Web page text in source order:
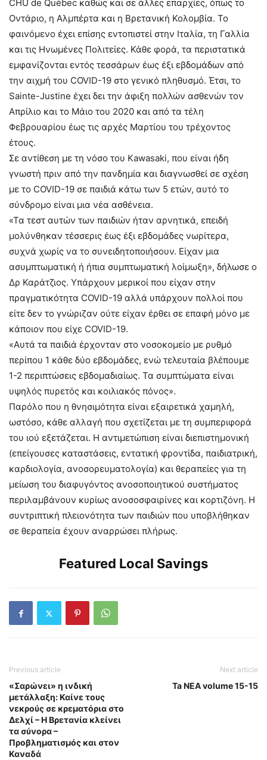
CHU de Québec καθώς και σε άλλες επαρχίες, όπως το
Οντάριο, η Αλμπέρτα και η Βρετανική Κολομβία. Το
φαινόμενο έχει επίσης εντοπιστεί στην Ιταλία, τη Γαλλία
και τις Ηνωμένες Πολιτείες. Κάθε φορά, τα περιστατικά
εμφανίζονται εντός τεσσάρων έως έξι εβδομάδων από
την αιχμή του COVID-19 στο γενικό πληθυσμό. Έτσι, το
Sainte-Justine έχει δει την άφιξη πολλών ασθενών τον
Απρίλιο και το Μάιο του 2020 και από τα τέλη
Φεβρουαρίου έως τις αρχές Μαρτίου του τρέχοντος
έτους.
Σε αντίθεση με τη νόσο του Kawasaki, που είναι ήδη
γνωστή πριν από την πανδημία και διαγνωσθεί σε σχέση
με το COVID-19 σε παιδιά κάτω των 5 ετών, αυτό το
σύνδρομο είναι μια νέα ασθένεια.
«Τα τεστ αυτών των παιδιών ήταν αρνητικά, επειδή
μολύνθηκαν τέσσερις έως έξι εβδομάδες νωρίτερα,
συχνά χωρίς να το συνειδητοποιήσουν. Είχαν μια
ασυμπτωματική ή ήπια συμπτωματική λοίμωξη», δήλωσε ο
Δρ Καράτζιος. Υπάρχουν μερικοί που είχαν στην
πραγματικότητα COVID-19 αλλά υπάρχουν πολλοί που
είτε δεν το γνώριζαν ούτε είχαν έρθει σε επαφή μόνο με
κάποιον που είχε COVID-19.
«Αυτά τα παιδιά έρχονταν στο νοσοκομείο με ρυθμό
περίπου 1 κάθε δύο εβδομάδες, ενώ τελευταία βλέπουμε
1-2 περιπτώσεις εβδομαδιαίως. Τα συμπτώματα είναι
υψηλός πυρετός και κοιλιακός πόνος».
Παρόλο που η θνησιμότητα είναι εξαιρετικά χαμηλή,
ωστόσο, κάθε αλλαγή που σχετίζεται με τη συμπεριφορά
του ιού εξετάζεται. Η αντιμετώπιση είναι διεπιστημονική
(επείγουσες καταστάσεις, εντατική φροντίδα, παιδιατρική,
καρδιολογία, ανοσορευματολογία) και θεραπείες για τη
μείωση του διαφυγόντος ανοσοποιητικού συστήματος
περιλαμβάνουν κυρίως ανοσοσφαιρίνες και κορτιζόνη. Η
συντριπτική πλειονότητα των παιδιών που υποβλήθηκαν
σε θεραπεία έχουν αναρρώσει πλήρως.
Featured Local Savings
Previous article
«Σαρώνει» η ινδική
μετάλλαξη: Καίνε τους
νεκρούς σε κρεματόρια στο
Δελχί – Η Βρετανία κλείνει
τα σύνορα –
Προβληματισμός και στον
Καναδά
Next article
Ta NEA volume 15-15